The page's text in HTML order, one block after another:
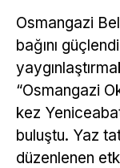
Osmangazi
bağını
“Osmangazi
kez
buluştu. Yaz
düzenlenen